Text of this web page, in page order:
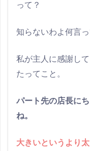
って？
知らないわよ何言っ
私が主人に感謝し
たってこと。
パート先の店長に
ね。
大きいというより太